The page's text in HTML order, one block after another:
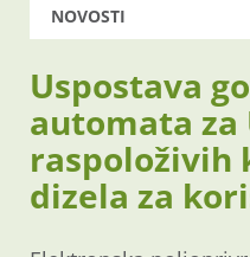
NOVOSTI
Uspostava
automata
raspoloživih
dizela za